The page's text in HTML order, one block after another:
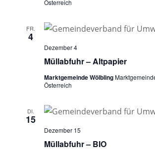
Österreich
FR.
4
Müllabfuhr – Altpapier
Dezember 4
Marktgemeinde Wölbling
Österreich
DI.
15
Müllabfuhr – BIO
Dezember 15